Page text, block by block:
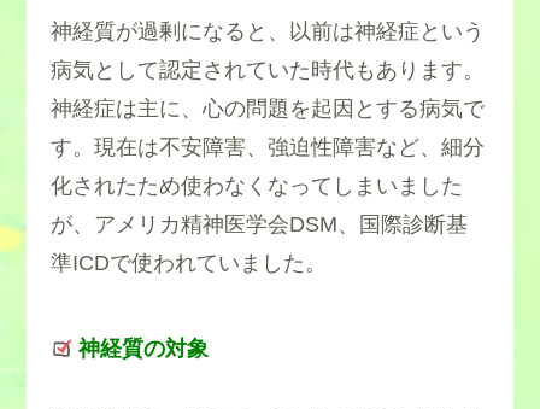
神経質が過剰になると、以前は神経症という
病気として認定されていた時代もあります。
神経症は主に、心の問題を起因とする病気で
す。現在は不安障害、強迫性障害など、細分
化されたため使わなくなってしまいました
が、アメリカ精神医学会DSM、国際診断基
準ICDで使われていました。
神経質の対象